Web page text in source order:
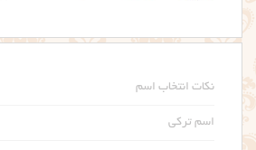
نکات انتخاب اسم
اسم ترکی